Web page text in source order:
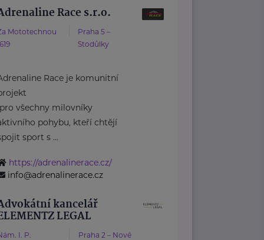
Race s.r.o.
Mototechnou
Praha 5 –
Stodůlky
Race je komunitní
pro všechny milovníky
pohybu, kteří chtějí
sport s ...
https://adrenalinerace.cz/
info@adrenalinerace.cz
kancelář
LEGAL
I. P.
Praha 2 – Nové